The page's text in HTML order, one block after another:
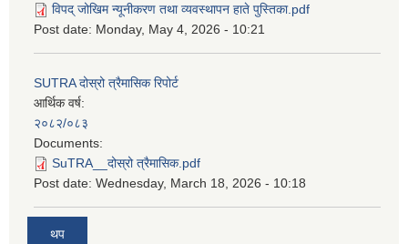
विपद् जोखिम न्यूनीकरण तथा व्यवस्थापन हाते पुस्तिका.pdf
Post date: Monday, May 4, 2026 - 10:21
SUTRA दोस्रो त्रैमासिक रिपोर्ट
आर्थिक वर्ष:
२०८२/०८३
Documents:
SuTRA__दोस्रो त्रैमासिक.pdf
Post date: Wednesday, March 18, 2026 - 10:18
थप